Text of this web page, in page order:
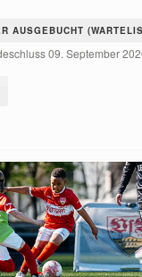
AUSGEBUCHT
09. September